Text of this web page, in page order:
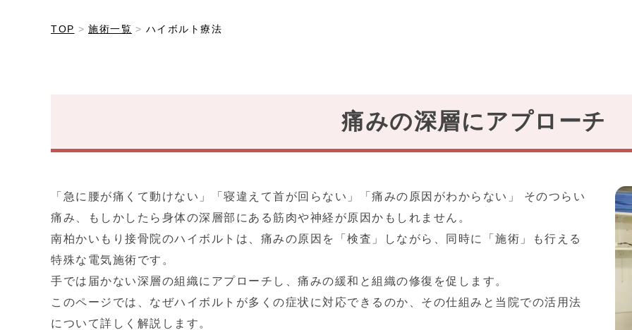
TOP 施術一覧 ハイボルト療法
痛みの深層にアプローチ
「急に腰が痛くて動けない」「寝違えて首が回らない」「痛みの原因がわからない」 そのつらい
痛み、もしかしたら身体の深層部にある筋肉や神経が原因かもしれません。
南柏かいもり接骨院のハイボルトは、痛みの原因を「検査」しながら、同時に「施術」も行える
特殊な電気施術です。
手では届かない深層の組織にアプローチし、痛みの緩和と組織の修復を促します。
このページでは、なぜハイボルトが多くの症状に対応できるのか、その仕組みと当院での活用法
について詳しく解説します。